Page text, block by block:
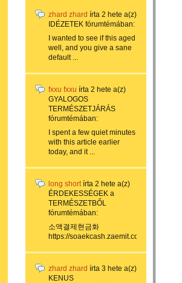
zhard zhard írta 2 hete a(z)
IDÉZETEK fórumtémában:
I wanted to see if this aged
well, and you give a sane
default ...
fxxu fxxu írta 2 hete a(z)
GYALOGOS
TERMÉSZETJÁRÁS
fórumtémában:
I spent a few quiet minutes
with this article earlier
today, and it ...
long shortírta 2 hete a(z)
ÉRDEKESSÉGEK a
TERMÉSZETBŐL
fórumtémában:
소액결제현금화
https://soaekcash.zaemit.com/...
zhard zhard írta 3 hete a(z)
KENUS